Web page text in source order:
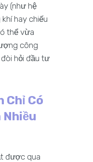
(như hệ
hay chiếu
thể vừa
công
hỏi đầu tư
Chỉ Có
Nhiều
được qua